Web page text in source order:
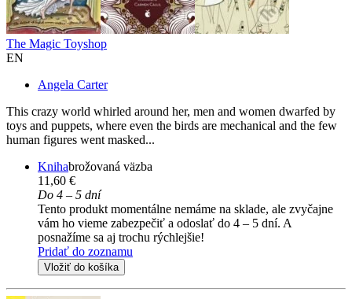
The Magic Toyshop
EN
Angela Carter
This crazy world whirled around her, men and women dwarfed by
toys and puppets, where even the birds are mechanical and the few
human figures went masked...
Knihabrožovaná väzba
11,60 €
Do 4 – 5 dní
Tento produkt momentálne nemáme na sklade, ale zvyčajne
vám ho vieme zabezpečiť a odoslať do 4 – 5 dní. A
posnažíme sa aj trochu rýchlejšie!
Pridať do zoznamu
Vložiť do košíka